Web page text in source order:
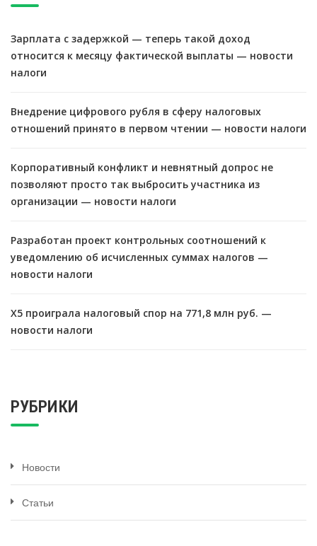
Зарплата с задержкой — теперь такой доход
относится к месяцу фактической выплаты — новости
налоги
Внедрение цифрового рубля в сферу налоговых
отношений принято в первом чтении — новости налоги
Корпоративный конфликт и невнятный допрос не
позволяют просто так выбросить участника из
организации — новости налоги
Разработан проект контрольных соотношений к
уведомлению об исчисленных суммах налогов —
новости налоги
X5 проиграла налоговый спор на 771,8 млн руб. —
новости налоги
РУБРИКИ
Новости
Статьи